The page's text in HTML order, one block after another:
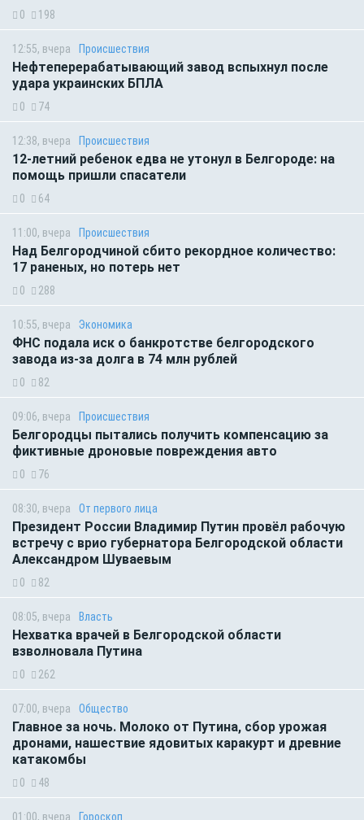
0 198
12:55, вчера Происшествия
Нефтеперерабатывающий завод вспыхнул после
удара украинских БПЛА
0 74
12:38, вчера Происшествия
12-летний ребенок едва не утонул в Белгороде: на
помощь пришли спасатели
0 64
11:00, вчера Происшествия
Над Белгородчиной сбито рекордное количество:
17 раненых, но потерь нет
0 288
10:55, вчера Экономика
ФНС подала иск о банкротстве белгородского
завода из-за долга в 74 млн рублей
0 82
09:06, вчера Происшествия
Белгородцы пытались получить компенсацию за
фиктивные дроновые повреждения авто
0 76
08:30, вчера От первого лица
Президент России Владимир Путин провёл рабочую
встречу с врио губернатора Белгородской области
Александром Шуваевым
0 82
08:05, вчера Власть
Нехватка врачей в Белгородской области
взволновала Путина
0 262
07:00, вчера Общество
Главное за ночь. Молоко от Путина, сбор урожая
дронами, нашествие ядовитых каракурт и древние
катакомбы
0 48
01:00, вчера Гороскоп